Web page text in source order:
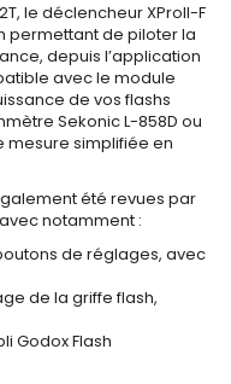
le déclencheur XProII-F
permettant de piloter la
depuis l’application
avec le module
de vos flashs
Sekonic L-858D ou
mesure simplifiée en
été revues par
notamment :
de réglages, avec
de la griffe flash,
Godox Flash